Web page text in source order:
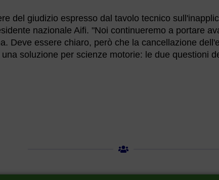
del giudizio espresso dal tavolo tecnico
nazionale Aifi. "Noi continueremo a portare
Deve essere chiaro, però che la cancellazione
soluzione per scienze motorie: le due questioni